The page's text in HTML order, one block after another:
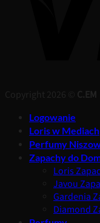
Copyright 2026 © C.EM
Logowanie
Loris w Mediach
Perfumy
Zapachy do
Loris
Javou
Gardenia
Diamond